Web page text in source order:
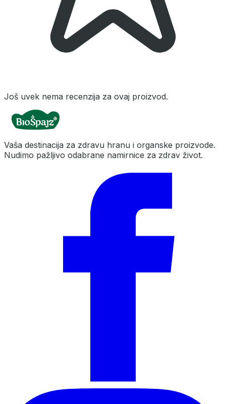
Još uvek nema recenzija za ovaj proizvod.
Vaša destinacija za zdravu hranu i organske proizvode.
Nudimo pažljivo odabrane namirnice za zdrav život.